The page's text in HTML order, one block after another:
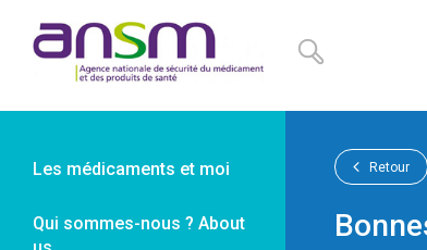
Les médicaments et moi
Qui sommes-nous ? About
Retour